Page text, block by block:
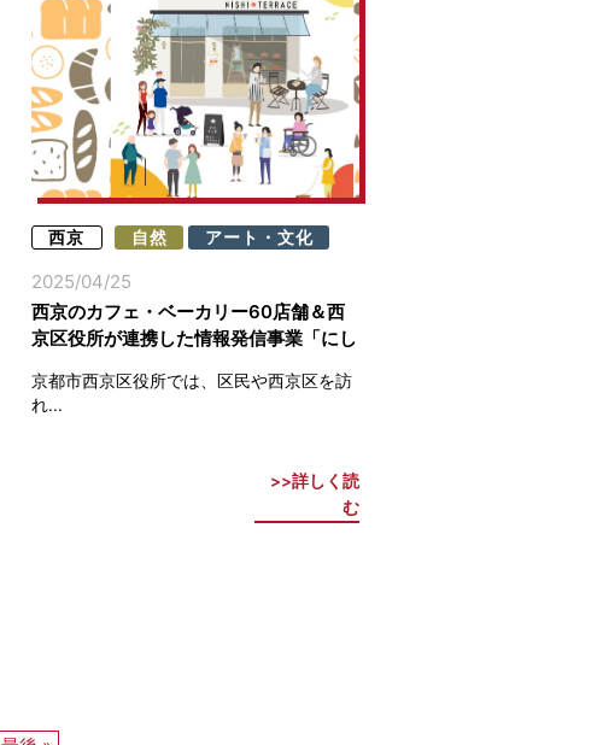
西京 自然 アート・文化
2025/04/25
西京のカフェ・ベーカリー60店舗＆西
京区役所が連携した情報発信事業「にし
京都市西京区役所では、区民や西京区を訪
れ...
詳しく読
む